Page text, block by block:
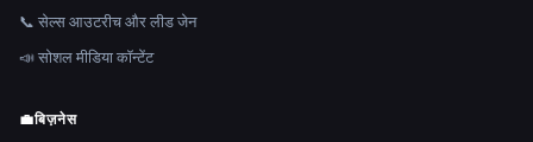
📞 सेल्स आउटरीच और लीड जेन
📣 सोशल मीडिया कॉन्टेंट
💼बिज़नेस